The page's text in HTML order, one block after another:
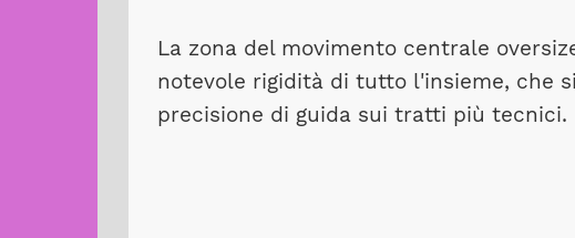
La zona del movimento centrale
notevole rigidità di tutto l'insieme, che
precisione di guida sui tratti più tecnici.